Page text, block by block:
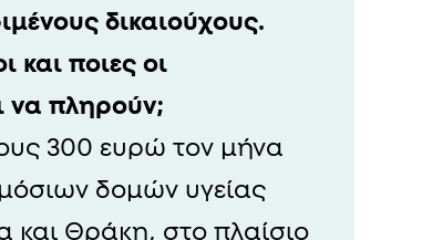
δικαιούχους.
και ποιες οι
να πληρούν;
300 ευρώ τον μήνα
δομών υγείας
και Θράκη, στο πλαίσιο